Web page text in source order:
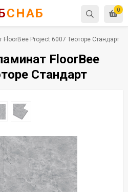
0
СНАБ
Project 6007 Теоторе Стандарт
FloorBee
Стандарт